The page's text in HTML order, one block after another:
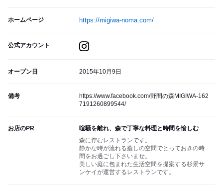
ホームページ https://migiwa-noma.com/
公式アカウント
オープン日 2015年10月9日
備考
https://www.facebook.com/野間の森MIGIWA-162
7191260899544/
お店のPR
喧騒を離れ、森で丁寧な料理と時間を愉しむ
森に佇むレストランです。
静かな時が流れる癒しの空間でとっておきの時
間をお過ごし下さいませ。
美しい庭に包まれた生活空間を提案する杉景サ
ンケイが運営するレストランです。